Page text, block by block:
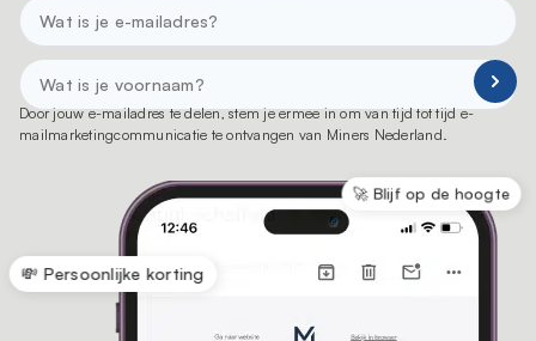
Door jouw e-mailadres te delen, stem je ermee in om van tijd tot tijd e-
mailmarketingcommunicatie te ontvangen van Miners Nederland.
💸 Persoonlijke korting
🚀 Blijf op de hoogte